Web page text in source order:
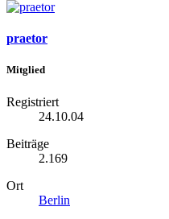
praetor
Mitglied
Registriert
24.10.04
Beiträge
2.169
Ort
Berlin